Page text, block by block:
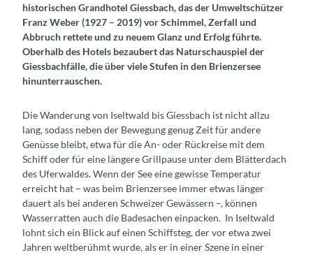
historischen Grandhotel Giessbach, das der Umweltschützer
Franz Weber (1927 – 2019) vor Schimmel, Zerfall und
Abbruch rettete und zu neuem Glanz und Erfolg führte.
Oberhalb des Hotels bezaubert das Naturschauspiel der
Giessbachfälle, die über viele Stufen in den Brienzersee
hinunterrauschen.
Die Wanderung von Iseltwald bis Giessbach ist nicht allzu
lang, sodass neben der Bewegung genug Zeit für andere
Genüsse bleibt, etwa für die An- oder Rückreise mit dem
Schiff oder für eine längere Grillpause unter dem Blätterdach
des Uferwaldes. Wenn der See eine gewisse Temperatur
erreicht hat – was beim Brienzersee immer etwas länger
dauert als bei anderen Schweizer Gewässern –, können
Wasserratten auch die Badesachen einpacken. In Iseltwald
lohnt sich ein Blick auf einen Schiffsteg, der vor etwa zwei
Jahren weltberühmt wurde, als er in einer Szene in einer